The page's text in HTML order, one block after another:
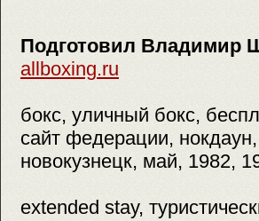
Подготовил Владимир
allboxing.ru
бокс, уличный бокс,
сайт федерации,
новокузнецк, май, 1982,
extended stay,